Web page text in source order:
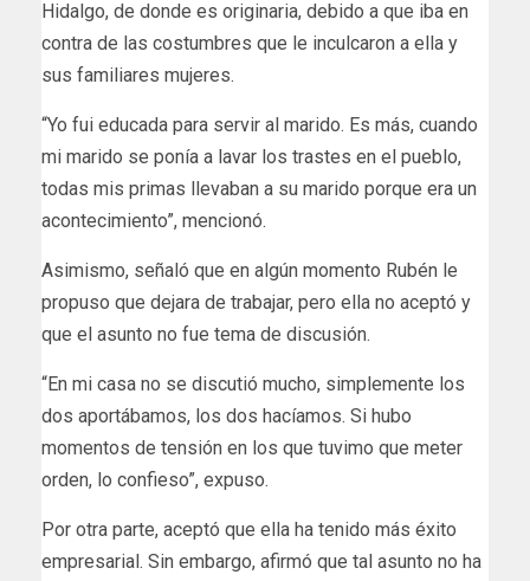
Hidalgo, de donde es originaria, debido a que iba en
contra de las costumbres que le inculcaron a ella y
sus familiares mujeres.
“Yo fui educada para servir al marido. Es más, cuando
mi marido se ponía a lavar los trastes en el pueblo,
todas mis primas llevaban a su marido porque era un
acontecimiento”, mencionó.
Asimismo, señaló que en algún momento Rubén le
propuso que dejara de trabajar, pero ella no aceptó y
que el asunto no fue tema de discusión.
“En mi casa no se discutió mucho, simplemente los
dos aportábamos, los dos hacíamos. Si hubo
momentos de tensión en los que tuvimo que meter
orden, lo confieso”, expuso.
Por otra parte, aceptó que ella ha tenido más éxito
empresarial. Sin embargo, afirmó que tal asunto no ha